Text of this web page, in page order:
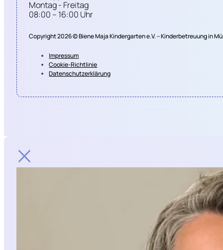
Montag - Freitag
08:00 – 16:00 Uhr
Copyright 2026 © Biene Maja Kindergarten e.V. – Kinderbetreuung in
Impressum
Cookie-Richtlinie
Datenschutzerklärung